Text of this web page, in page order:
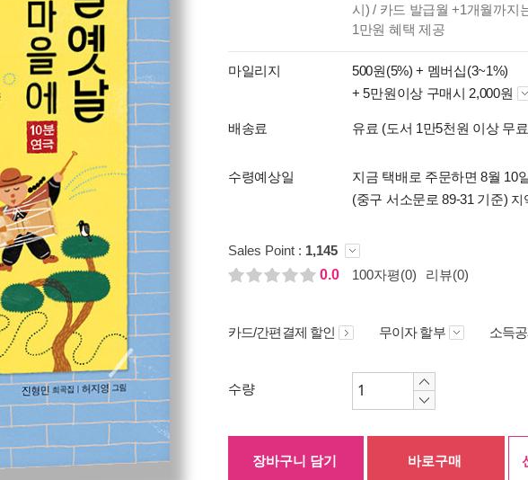
시) / 카드 발급월 +1개월까지
1만원 혜택 제공
마일리지 500원(5%) + 멤버십(3~1%)
+ 5만원이상 구매시 2,000원
배송료 유료 (도서 1만5천원 이상 무
수령예상일
지금 택배로 주문하면 8월 10
(중구 서소문로 89-31 기준) 지
Sales Point : 1,145
0.0
100자평(0) 리뷰(0)
카드/간편결제 할인 무이자 할부 소득
수량
장바구니 담기 바로구매